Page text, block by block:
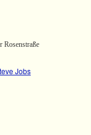
Rosenstraße
Jobs